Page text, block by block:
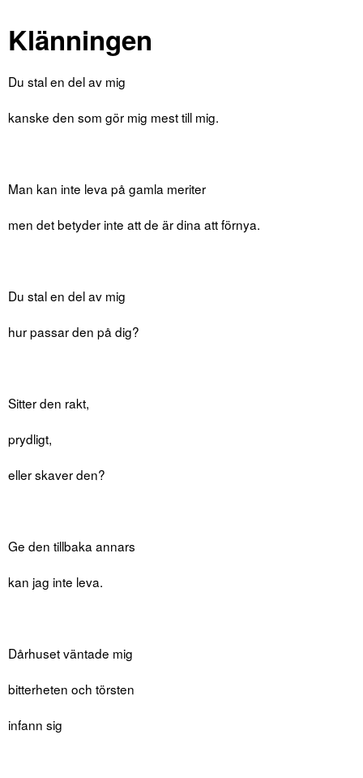
Klänningen
Du stal en del av mig
kanske den som gör mig mest till mig.
Man kan inte leva på gamla meriter
men det betyder inte att de är dina att förnya.
Du stal en del av mig
hur passar den på dig?
Sitter den rakt,
prydligt,
eller skaver den?
Ge den tillbaka annars
kan jag inte leva.
Dårhuset väntade mig
bitterheten och törsten
infann sig